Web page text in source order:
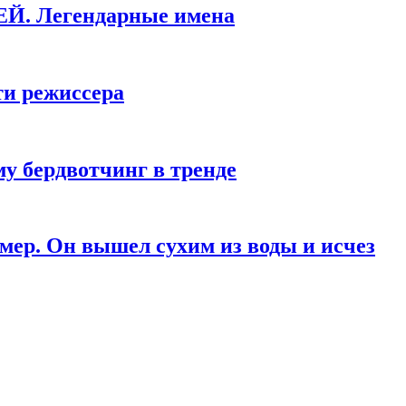
Легендарные имена
режиссера
бердвотчинг в тренде
Он вышел сухим из воды и исчез